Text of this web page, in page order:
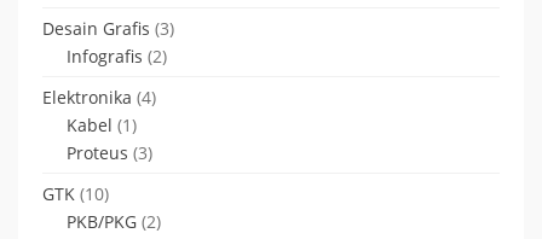
Desain Grafis (3)
Infografis (2)
Elektronika (4)
Kabel (1)
Proteus (3)
GTK (10)
PKB/PKG (2)